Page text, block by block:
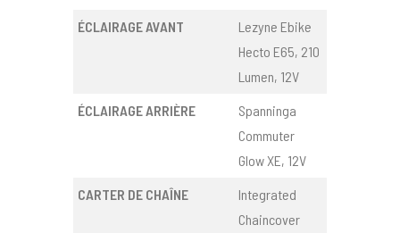
ÉCLAIRAGE AVANT
Lezyne Ebike
Hecto E65, 210
Lumen, 12V
ÉCLAIRAGE ARRIÈRE
Spanninga
Commuter
Glow XE, 12V
CARTER DE CHAÎNE
Integrated
Chaincover